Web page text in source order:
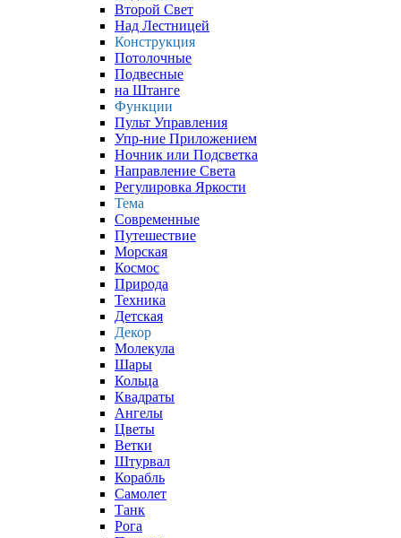
Второй Свет
Над Лестницей
Конструкция
Потолочные
Подвесные
на Штанге
Функции
Пульт Управления
Упр-ние Приложением
Ночник или Подсветка
Направление Света
Регулировка Яркости
Тема
Современные
Путешествие
Морская
Космос
Природа
Техника
Детская
Декор
Молекула
Шары
Кольца
Квадраты
Ангелы
Цветы
Ветки
Штурвал
Корабль
Самолет
Танк
Рога